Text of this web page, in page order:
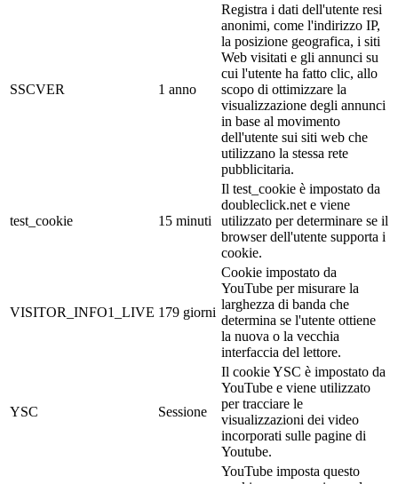
SSCVER 1 anno
Registra i dati dell'utente resi
anonimi, come l'indirizzo IP,
la posizione geografica, i siti
Web visitati e gli annunci su
cui l'utente ha fatto clic, allo
scopo di ottimizzare la
visualizzazione degli annunci
in base al movimento
dell'utente sui siti web che
utilizzano la stessa rete
pubblicitaria.
test_cookie 15 minuti
Il test_cookie è impostato da
doubleclick.net e viene
utilizzato per determinare se il
browser dell'utente supporta i
cookie.
VISITOR_INFO1_LIVE 179 giorni
Cookie impostato da
YouTube per misurare la
larghezza di banda che
determina se l'utente ottiene
la nuova o la vecchia
interfaccia del lettore.
YSC Sessione
Il cookie YSC è impostato da
YouTube e viene utilizzato
per tracciare le
visualizzazioni dei video
incorporati sulle pagine di
Youtube.
YouTube imposta questo